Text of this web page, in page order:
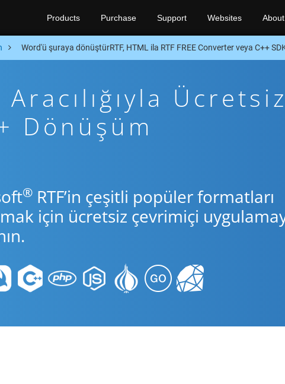
Products Purchase Support Websites About
Word'ü şuraya dönüştürRTF, HTML ila RTF FREE Converter veya C++
Aracılığıyla Ücretsiz
Dönüşüm
® RTF’in çeşitli popüler formatları
için ücretsiz çevrimiçi